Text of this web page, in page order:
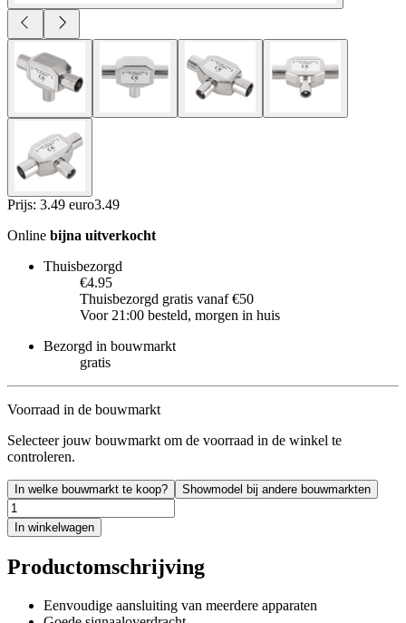
Prijs: 3.49 euro3.49
Online bijna uitverkocht
Thuisbezorgd
€4.95
Thuisbezorgd gratis vanaf €50
Voor 21:00 besteld, morgen in huis
Bezorgd in bouwmarkt
gratis
Voorraad in de bouwmarkt
Selecteer jouw bouwmarkt om de voorraad in de winkel te
controleren.
In welke bouwmarkt te koop? Showmodel bij andere bouwmarkten
In winkelwagen
Productomschrijving
Eenvoudige aansluiting van meerdere apparaten